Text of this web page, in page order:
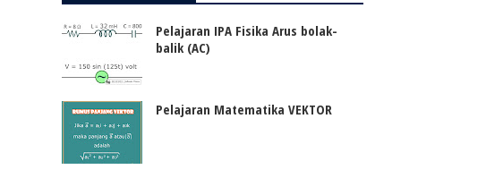
Pelajaran IPA Fisika Arus bolak-
balik (AC)
Pelajaran Matematika VEKTOR